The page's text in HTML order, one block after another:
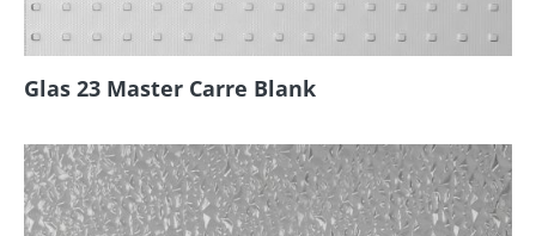
Glas 23 Master Carre Blank